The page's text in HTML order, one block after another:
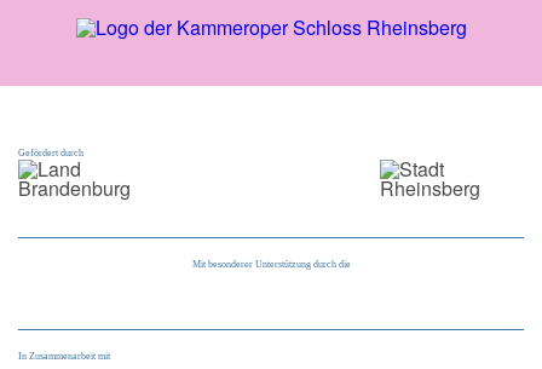
Gefördert durch
Mit besonderer Unterstützung durch die
In Zusammenarbeit mit